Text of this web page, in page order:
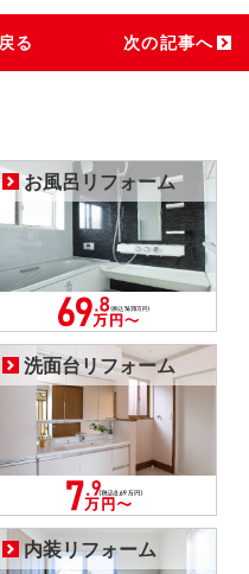
る 次の記事へ
お風呂リフォーム
洗面台リフォーム
内装リフォーム